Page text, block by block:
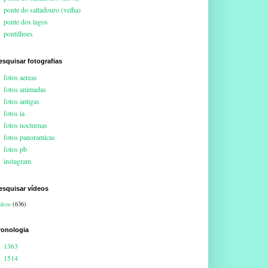
ponte do saltadouro (velha)
ponte dos lagos
pontilhoes
fotografias
fotos aereas
fotos animadas
fotos antigas
fotos ia
fotos nocturnas
fotos panoramicas
fotos pb
instagram
vídeos
(636)
1363
1514